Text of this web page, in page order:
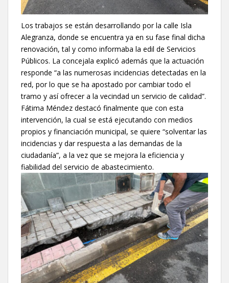
Los trabajos se están desarrollando por la calle Isla
Alegranza, donde se encuentra ya en su fase final dicha
renovación, tal y como informaba la edil de Servicios
Públicos. La concejala explicó además que la actuación
responde “a las numerosas incidencias detectadas en la
red, por lo que se ha apostado por cambiar todo el
tramo y así ofrecer a la vecindad un servicio de calidad”.
Fátima Méndez destacó finalmente que con esta
intervención, la cual se está ejecutando con medios
propios y financiación municipal, se quiere “solventar las
incidencias y dar respuesta a las demandas de la
ciudadanía”, a la vez que se mejora la eficiencia y
fiabilidad del servicio de abastecimiento.